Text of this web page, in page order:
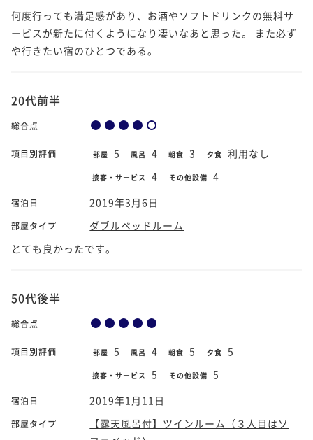
何度行っても満足感があり、お酒やソフトドリンクの無料サ
ービスが新たに付くようになり凄いなあと思った。 また必ず
や行きたい宿のひとつである。
20代前半
総合点
項目別評価 部屋 5 風呂 4 朝食 3 夕食 利用なし
接客・サービス 4 その他設備 4
宿泊日 2019年3月6日
部屋タイプ
ダブルベッドルーム
とても良かったです。
50代後半
総合点
項目別評価 部屋 5 風呂 4 朝食 5 夕食 5
接客・サービス 5 その他設備 5
宿泊日 2019年1月11日
部屋タイプ
【露天風呂付】ツインルーム（３人目はソ